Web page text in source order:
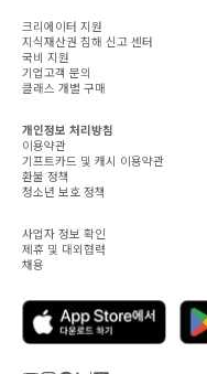
크리에이터 지원
지식재산권 침해 신고 센터
국비 지원
기업고객 문의
클래스 개별 구매
개인정보 처리방침
이용약관
기프트카드 및 캐시 이용약관
환불 정책
청소년 보호 정책
사업자 정보 확인
제휴 및 대외협력
채용